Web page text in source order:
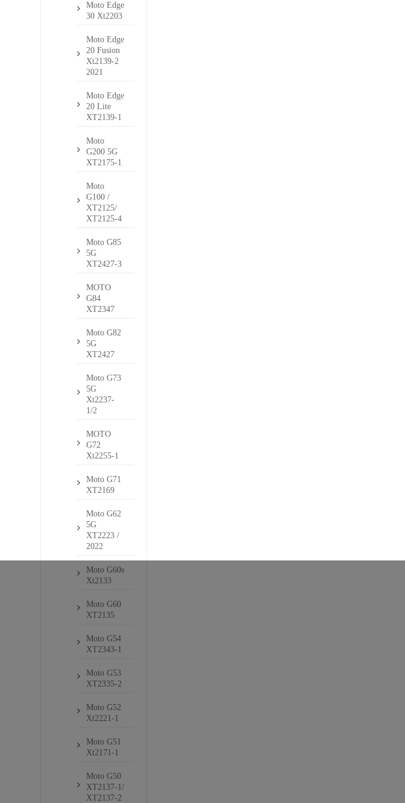
Moto Edge
30 Xt2203
Moto Edge
20 Fusion
Xt2139-2
2021
Moto Edge
20 Lite
XT2139-1
Moto
G200 5G
XT2175-1
Moto
G100 /
XT2125/
XT2125-4
Moto G85
5G
XT2427-3
MOTO
G84
XT2347
Moto G82
5G
XT2427
Moto G73
5G
Xt2237-
1/2
MOTO
G72
Xt2255-1
Moto G71
XT2169
Moto G62
5G
XT2223 /
2022
Moto G60s
Xt2133
Moto G60
XT2135
Moto G54
XT2343-1
Moto G53
XT2335-2
Moto G52
Xt2221-1
Moto G51
Xt2171-1
Moto G50
XT2137-1/
XT2137-2